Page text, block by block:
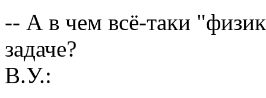
-- А в чем всё-таки
задаче?
В.У.: